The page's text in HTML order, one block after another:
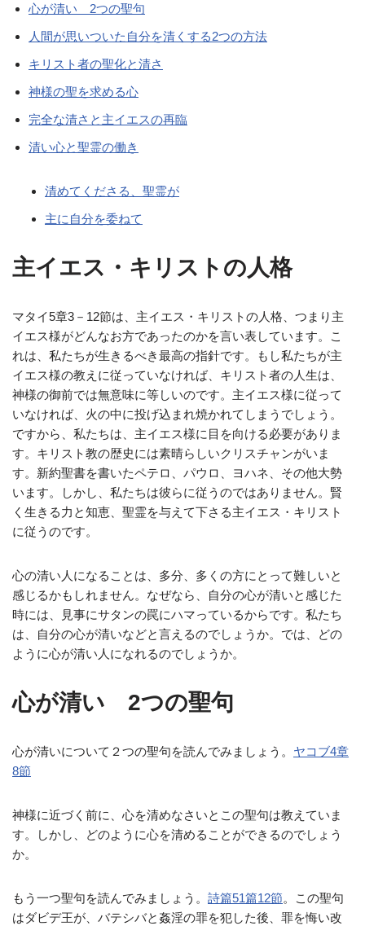
心が清い 2つの聖句
人間が思いついた自分を清くする2つの方法
キリスト者の聖化と清さ
神様の聖を求める心
完全な清さと主イエスの再臨
清い心と聖霊の働き
清めてくださる、聖霊が
主に自分を委ねて
主イエス・キリストの人格
マタイ5章3－12節は、主イエス・キリストの人格、つまり主
イエス様がどんなお方であったのかを言い表しています。こ
れは、私たちが生きるべき最高の指針です。もし私たちが主
イエス様の教えに従っていなければ、キリスト者の人生は、
神様の御前では無意味に等しいのです。主イエス様に従って
いなければ、火の中に投げ込まれ焼かれてしまうでしょう。
ですから、私たちは、主イエス様に目を向ける必要がありま
す。キリスト教の歴史には素晴らしいクリスチャンがいま
す。新約聖書を書いたペテロ、パウロ、ヨハネ、その他大勢
います。しかし、私たちは彼らに従うのではありません。賢
く生きる力と知恵、聖霊を与えて下さる主イエス・キリスト
に従うのです。
心の清い人になることは、多分、多くの方にとって難しいと
感じるかもしれません。なぜなら、自分の心が清いと感じた
時には、見事にサタンの罠にハマっているからです。私たち
は、自分の心が清いなどと言えるのでしょうか。では、どの
ように心が清い人になれるのでしょうか。
心が清い 2つの聖句
心が清いについて２つの聖句を読んでみましょう。 ヤコブ4章
8節
神様に近づく前に、心を清めなさいとこの聖句は教えていま
す。しかし、どのように心を清めることができるのでしょう
か。
もう一つ聖句を読んでみましょう。 詩篇51篇12節。この聖句
はダビデ王が、バテシバと姦淫の罪を犯した後、罪を悔い改